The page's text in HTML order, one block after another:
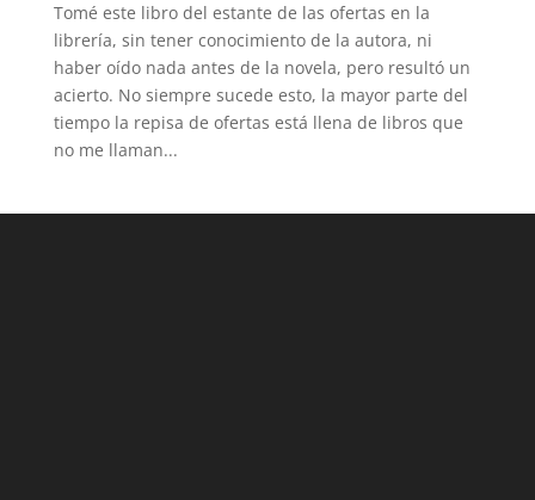
Tomé este libro del estante de las ofertas en la
librería, sin tener conocimiento de la autora, ni
haber oído nada antes de la novela, pero resultó un
acierto. No siempre sucede esto, la mayor parte del
tiempo la repisa de ofertas está llena de libros que
no me llaman...